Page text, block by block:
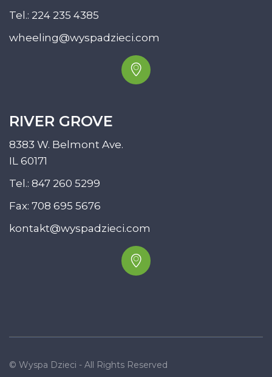
Tel.: 224 235 4385
wheeling@wyspadzieci.com
RIVER GROVE
8383 W. Belmont Ave.
IL 60171
Tel.: 847 260 5299
Fax: 708 695 5676
kontakt@wyspadzieci.com
© Wyspa Dzieci - All Rights Reserved